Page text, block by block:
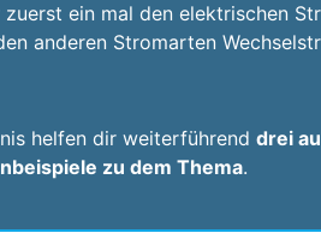
ein mal den elektrischen
anderen Stromarten
helfen dir weiterführend drei
zu dem Thema.